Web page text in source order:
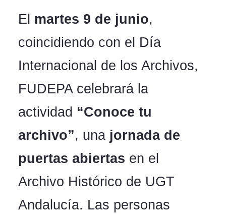
El martes 9 de junio,
coincidiendo con el Día
Internacional de los Archivos,
FUDEPA celebrará la
actividad “Conoce tu
archivo”, una jornada de
puertas abiertas en el
Archivo Histórico de UGT
Andalucía. Las personas